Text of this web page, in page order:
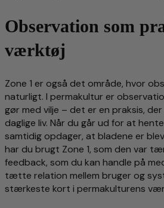
Observation som
værktøj
Zone 1 er også det område, hvor
naturligt. I permakultur er
gør med vilje – det er en praksis,
daglige liv. Når du går ud for at
samtidig opdager, at bladene er
har du brugt Zone 1, som den var
feedback, som du kan handle på
tætte relation mellem bruger og
stærkeste kort i permakulturens